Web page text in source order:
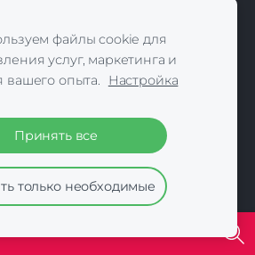
файлы cookie для
услуг, маркетинга и
вашего опыта.
Настройка
Принять все
только необходимые